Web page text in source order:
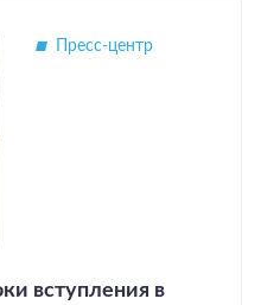
Пресс-центр
вступления в